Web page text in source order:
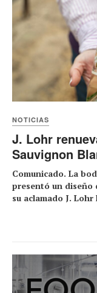
NOTICIAS
J. Lohr
Sauvignon
Comunicado. La
presentó un diseño
su aclamado J. Lohr